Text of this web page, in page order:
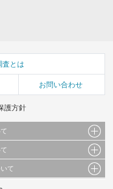
査とは
お問い合わせ
護方針
、画像データ等）及びこれらの配
二次利用を行うことは固く禁じて
が提出された見解・感想です。
て